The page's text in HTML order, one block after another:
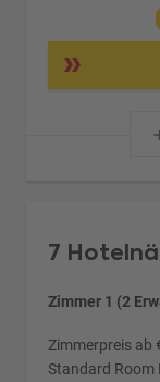
7
Zimmer 1 (2
Zimmerpreis ab
Standard Room